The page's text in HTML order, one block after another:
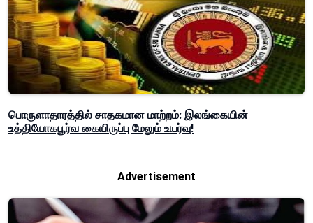
பொருளாதாரத்தில் சாதகமான மாற்றம்: இலங்கையின்
உத்தியோகபூர்வ கையிருப்பு மேலும் உயர்வு!
Advertisement